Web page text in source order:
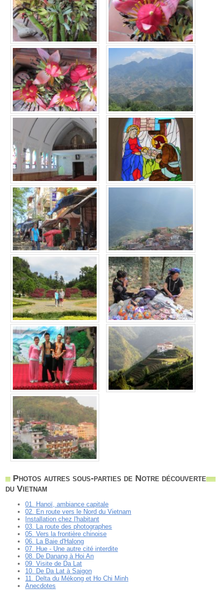
Photos autres sous-parties de Notre découverte
du Vietnam
01. Hanoï, ambiance capitale
02. En route vers le Nord du Vietnam
Installation chez l'habitant
03. La route des photographes
05. Vers la frontière chinoise
06. La Baie d'Halong
07. Hue - Une autre cité interdite
08. De Danang à Hoi An
09. Visite de Da Lat
10. De Da Lat à Saigon
11. Delta du Mékong et Ho Chi Minh
Anecdotes